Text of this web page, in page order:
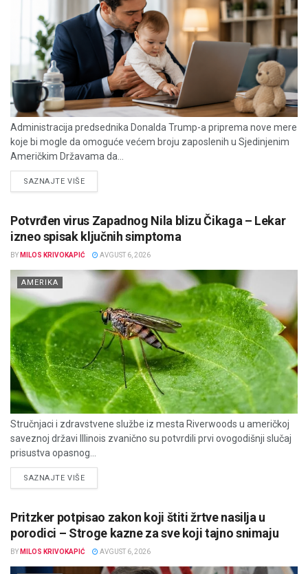
Administracija predsednika Donalda Trump-a priprema nove mere
koje bi mogle da omoguće većem broju zaposlenih u Sjedinjenim
Američkim Državama da...
SAZNAJTE VIŠEDETAILS
Potvrđen virus Zapadnog Nila blizu Čikaga – Lekar
izneo spisak ključnih simptoma
BY MILOS KRIVOKAPIĆ AVGUST 6, 2026
AMERIKA
Stručnjaci i zdravstvene službe iz mesta Riverwoods u američkoj
saveznoj državi Illinois zvanično su potvrdili prvi ovogodišnji slučaj
prisustva opasnog...
SAZNAJTE VIŠEDETAILS
Pritzker potpisao zakon koji štiti žrtve nasilja u
porodici – Stroge kazne za sve koji tajno snimaju
BY MILOS KRIVOKAPIĆ AVGUST 6, 2026